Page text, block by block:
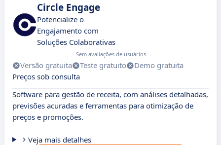
Circle Engage
Potencialize o
Engajamento com
Soluções Colaborativas
Sem avaliações de usuários
Versão gratuita Teste gratuito
Demo gratuita
Preços sob consulta
Software para gestão de receita, com análises detalhadas,
previsões acuradas e ferramentas para otimização de
preços e promoções.
Veja mais detalhes